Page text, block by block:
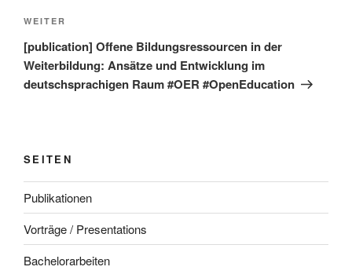
Nächster
Beitrag
WEITER
[publication] Offene Bildungsressourcen in der
Weiterbildung: Ansätze und Entwicklung im
deutschsprachigen Raum #OER #OpenEducation
SEITEN
Publikationen
Vorträge / Presentations
Bachelorarbeiten